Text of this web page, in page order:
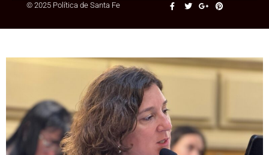
© 2025 Política de Santa Fe